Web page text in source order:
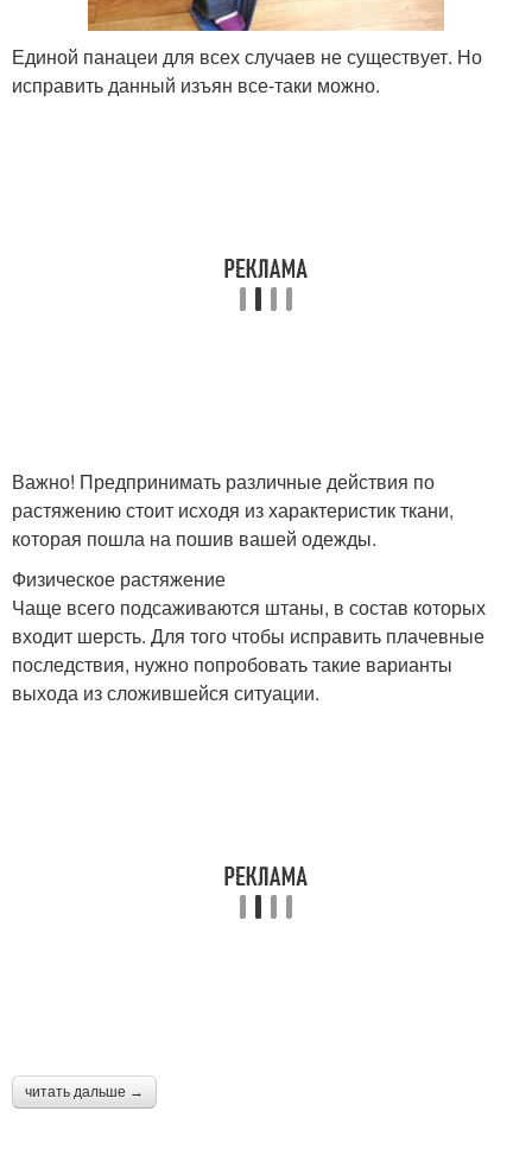
Единой панацеи для всех случаев не существует. Но
исправить данный изъян все-таки можно.
Важно! Предпринимать различные действия по
растяжению стоит исходя из характеристик ткани,
которая пошла на пошив вашей одежды.
Физическое растяжение
Чаще всего подсаживаются штаны, в состав которых
входит шерсть. Для того чтобы исправить плачевные
последствия, нужно попробовать такие варианты
выхода из сложившейся ситуации.
читать дальше →